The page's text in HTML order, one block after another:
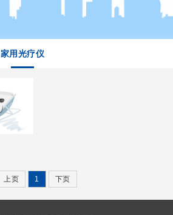
家用光疗仪
上页 1 下页